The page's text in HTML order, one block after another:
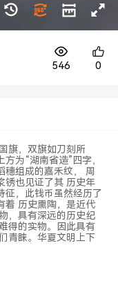
546 0
旗，双旗如刀刻所
为“湖南省造”四字，
穗组成的嘉禾纹， 周
锈也见证了其 历史年
征，此钱币虽然经历了
着 历史熏陶，是近代
，具有深远的历史纪
得的实物。因此具有
青睐。华夏文明上下